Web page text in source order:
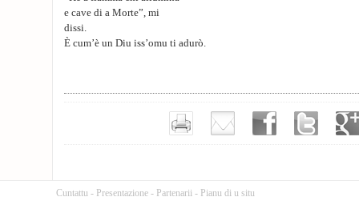
e cave di a Morte”, mi
dissi.
È cum’è un Diu iss’omu ti adurò.
Cuntattu - Presentazione - Partenarii - Pianu di u situ